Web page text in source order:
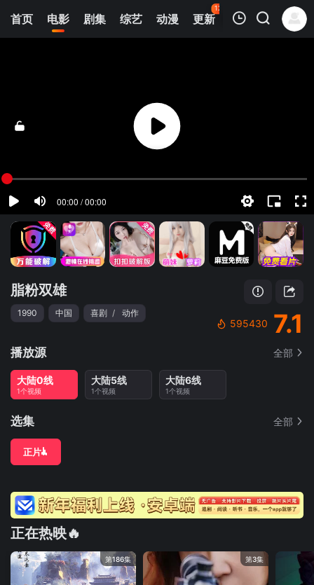
首页 电影 剧集 综艺 动漫 更新
126
热榜 APP
清空
脂粉双雄
1990 中国 喜剧 / 动作
595430 7.1
播放源 全部
大陆0线
1个视频
大陆5线
1个视频
大陆6线
1个视频
选集 全部
正片
正在热映🔥
第186集 第3集